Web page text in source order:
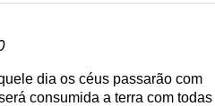
dia os céus passarão com
consumida a terra com todas